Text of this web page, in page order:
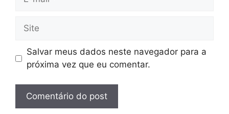
Salvar meus dados neste navegador para a
próxima vez que eu comentar.